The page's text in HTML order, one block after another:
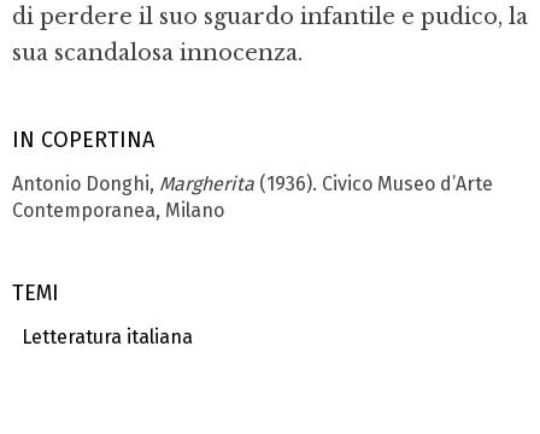
IN COPERTINA
Antonio Donghi, Margherita (1936). Civico Museo d’Arte
Contemporanea, Milano
TEMI
Letteratura italiana
di perdere il suo sguardo infantile e pudico, la
sua scandalosa innocenza.